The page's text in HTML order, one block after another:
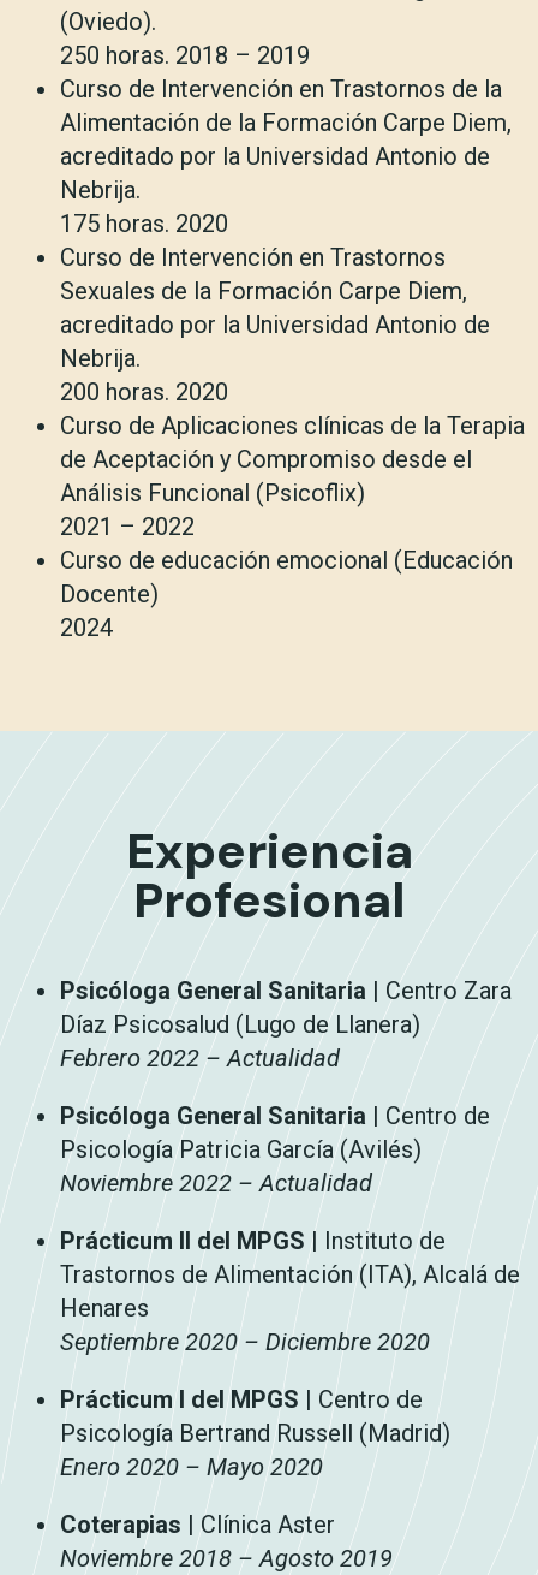
(Oviedo).
250 horas. 2018 – 2019
Curso de Intervención en Trastornos de la
Alimentación de la Formación Carpe Diem,
acreditado por la Universidad Antonio de
Nebrija.
175 horas. 2020
Curso de Intervención en Trastornos
Sexuales de la Formación Carpe Diem,
acreditado por la Universidad Antonio de
Nebrija.
200 horas. 2020
Curso de Aplicaciones clínicas de la Terapia
de Aceptación y Compromiso desde el
Análisis Funcional (Psicoflix)
2021 – 2022
Curso de educación emocional (Educación
Docente)
2024
Experiencia
Profesional
Psicóloga General Sanitaria | Centro Zara
Díaz Psicosalud (Lugo de Llanera)
Febrero 2022 – Actualidad
Psicóloga General Sanitaria | Centro de
Psicología Patricia García (Avilés)
Noviembre 2022 – Actualidad
Prácticum II del MPGS | Instituto de
Trastornos de Alimentación (ITA), Alcalá de
Henares
Septiembre 2020 – Diciembre 2020
Prácticum I del MPGS | Centro de
Psicología Bertrand Russell (Madrid)
Enero 2020 – Mayo 2020
Coterapias | Clínica Aster
Noviembre 2018 – Agosto 2019